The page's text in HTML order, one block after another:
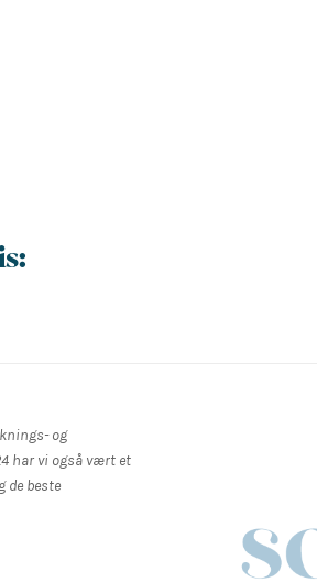
og
har vi også vært et
de beste